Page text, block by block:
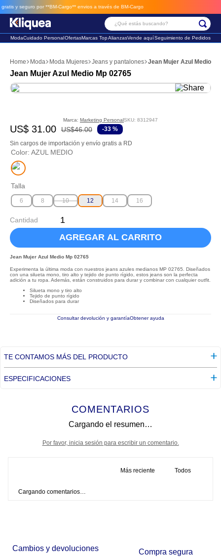
y seguro por **BM-Cargo** envios a través de BM-Cargo
¿Qué estás buscando?
ModaCuidado PersonalOfertasMarcas TopAlianzasVende aquíSeguimiento de Pedidos
Moda Moda Mujeres Jeans y pantalones Jean Mujer Azul Medio
Jean Mujer Azul Medio Mp 02765
Marca: Marketing PersonalSKU: 8312947
US$ 31.00 US$46.00 -33 %
Sin cargos de importación y envío gratis a RD
Color: AZUL MEDIO
Talla
6 8 10 12 14 16
Cantidad
AGREGAR AL CARRITO
Jean Mujer Azul Medio Mp 02765
Experimenta la última moda con nuestros jeans azules medianos MP 02765. Diseñados
con una silueta mono, tiro alto y tejido de punto rígido, estos jeans son la perfecta
adición a tu ropa. Además, están construidos para durar y combinar con cualquier outfit.
Silueta mono y tiro alto
Tejido de punto rígido
Diseñados para durar
Consultar devolución y garantíaObtener ayuda
TE CONTAMOS MÁS DEL PRODUCTO
ESPECIFICACIONES
COMENTARIOS
Cargando el resumen…
Por favor, inicia sesión para escribir un comentario.
Más reciente Todos
Cargando comentarios…
Cambios y devoluciones Compra segura
2. futbol